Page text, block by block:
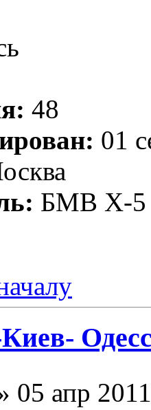
48
01
БМВ Х-5
05 апр